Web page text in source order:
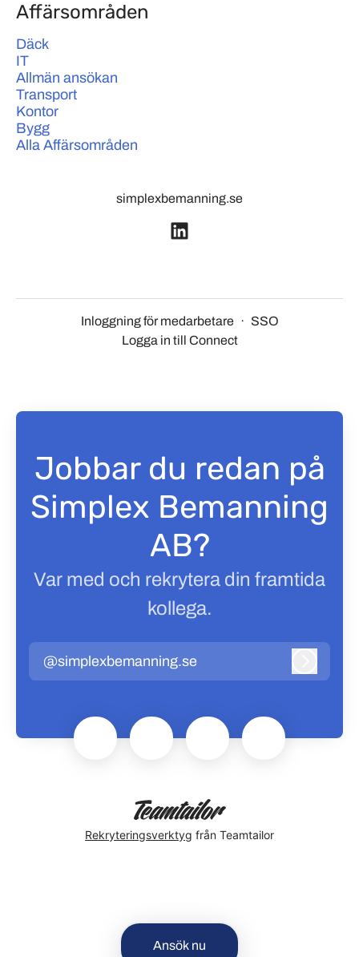
Ansök nu
Affärsområden
Däck
IT
Allmän ansökan
Transport
Kontor
Bygg
Alla Affärsområden
simplexbemanning.se
Inloggning för medarbetare · SSO
Logga in till Connect
Jobbar du redan på
Simplex Bemanning
AB?
Var med och rekrytera din framtida
kollega.
@simplexbemanning.se
Rekryteringsverktyg från Teamtailor